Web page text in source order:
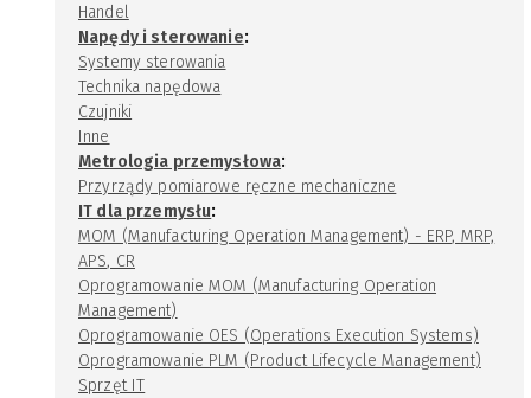
Handel
Napędy i sterowanie:
Systemy sterowania
Technika napędowa
Czujniki
Inne
Metrologia przemysłowa:
Przyrządy pomiarowe ręczne mechaniczne
IT dla przemysłu:
MOM (Manufacturing Operation Management) - ERP, MRP,
APS, CR
Oprogramowanie MOM (Manufacturing Operation
Management)
Oprogramowanie OES (Operations Execution Systems)
Oprogramowanie PLM (Product Lifecycle Management)
Sprzęt IT